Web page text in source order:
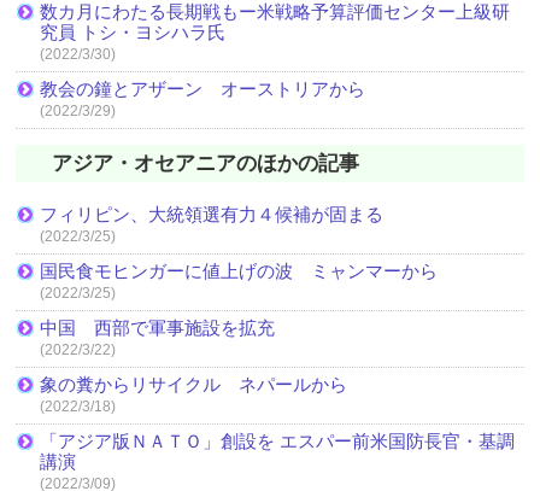
数カ月にわたる長期戦もー米戦略予算評価センター上級研
究員 トシ・ヨシハラ氏
(2022/3/30)
教会の鐘とアザーン オーストリアから
(2022/3/29)
アジア・オセアニアのほかの記事
フィリピン、大統領選有力４候補が固まる
(2022/3/25)
国民食モヒンガーに値上げの波 ミャンマーから
(2022/3/25)
中国 西部で軍事施設を拡充
(2022/3/22)
象の糞からリサイクル ネパールから
(2022/3/18)
「アジア版ＮＡＴＯ」創設を エスパー前米国防長官・基調
講演
(2022/3/09)